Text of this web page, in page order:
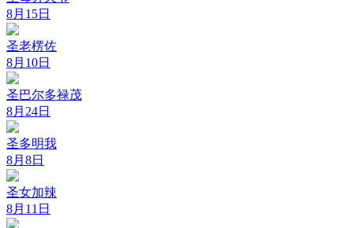
8月15日
圣老楞佐
8月10日
圣巴尔多禄茂
8月24日
圣多明我
8月8日
圣女加辣
8月11日